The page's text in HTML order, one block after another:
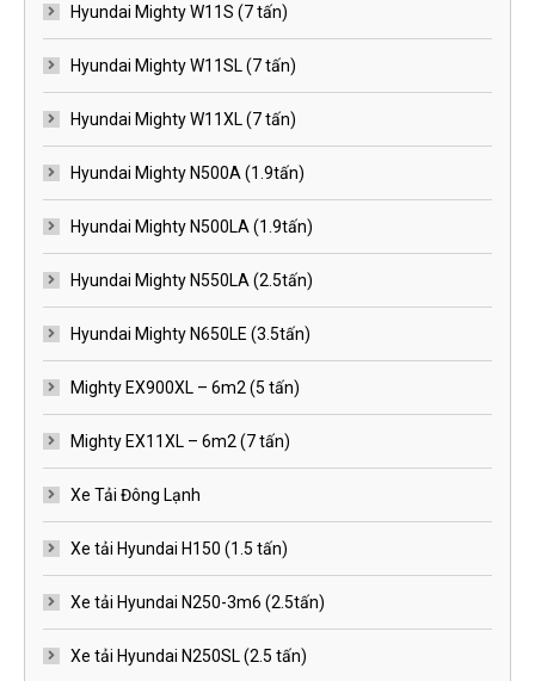
Hyundai Mighty W11S (7 tấn)
Hyundai Mighty W11SL (7 tấn)
Hyundai Mighty W11XL (7 tấn)
Hyundai Mighty N500A (1.9tấn)
Hyundai Mighty N500LA (1.9tấn)
Hyundai Mighty N550LA (2.5tấn)
Hyundai Mighty N650LE (3.5tấn)
Mighty EX900XL – 6m2 (5 tấn)
Mighty EX11XL – 6m2 (7 tấn)
Xe Tải Đông Lạnh
Xe tải Hyundai H150 (1.5 tấn)
Xe tải Hyundai N250-3m6 (2.5tấn)
Xe tải Hyundai N250SL (2.5 tấn)